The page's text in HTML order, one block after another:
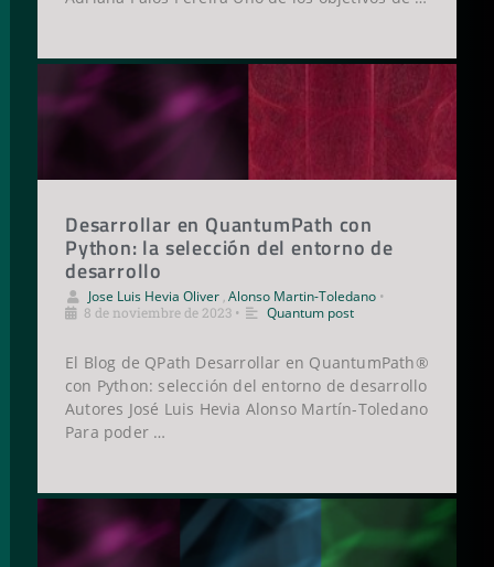
Desarrollar en QuantumPath con
Python: la selección del entorno de
desarrollo
Jose Luis Hevia Oliver, Alonso Martin-Toledano •
8 de noviembre de 2023 • Quantum post
El Blog de QPath Desarrollar en QuantumPath®
con Python: selección del entorno de desarrollo
Autores José Luis Hevia Alonso Martín-Toledano
Para poder …